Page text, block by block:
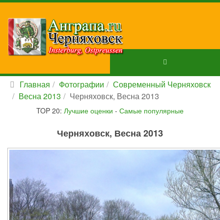
Главная Фотографии
Современный Черняховск
Весна 2013
Черняховск, Весна 2013
TOP 20: Лучшие оценки - Самые популярные
Черняховск, Весна 2013